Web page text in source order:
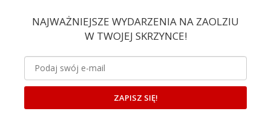
NAJWAŻNIEJSZE WYDARZENIA NA ZAOLZIU
W TWOJEJ SKRZYNCE!
ZAPISZ SIĘ!